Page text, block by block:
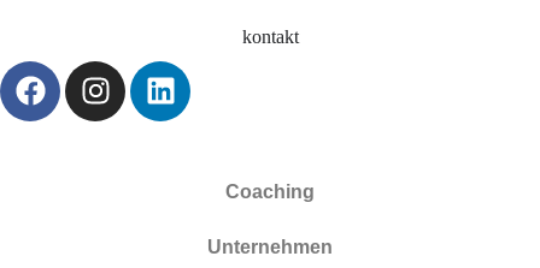
kontakt
Coaching
Unternehmen